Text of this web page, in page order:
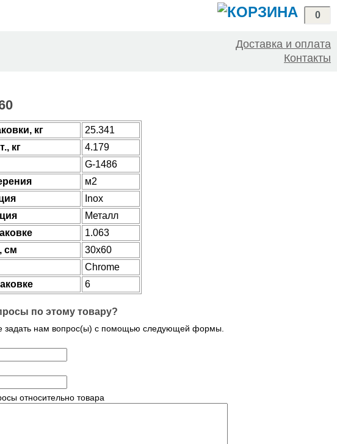
0
Доставка и оплата
Контакты
кг
25.341
кг
4.179
G-1486
м2
Inox
Металл
1.063
см
30x60
Chrome
6
по этому товару?
задать нам вопрос(ы) с помощью следующей формы.
относительно товара